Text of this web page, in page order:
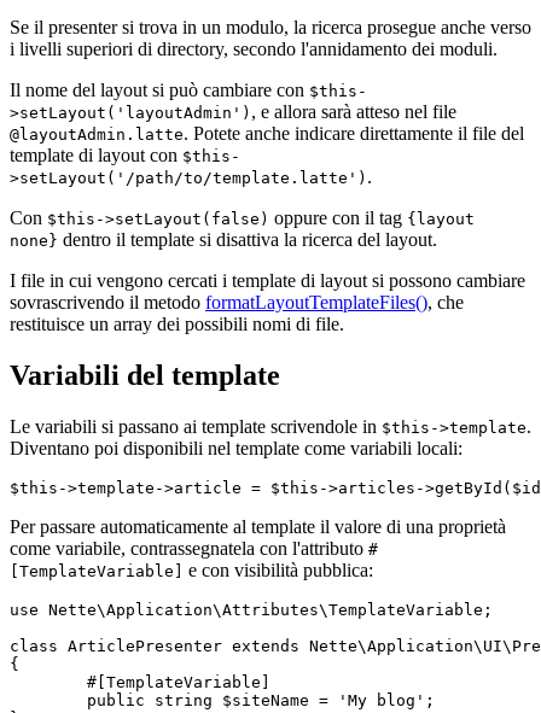
Se il presenter si trova in un modulo, la ricerca prosegue anche verso
i livelli superiori di directory, secondo l'annidamento dei moduli.
Il nome del layout si può cambiare con $this-
>setLayout('layoutAdmin') , e allora sarà atteso nel file
@layoutAdmin.latte. Potete anche indicare direttamente il file del
template di layout con $this-
>setLayout('/path/to/template.latte') .
Con $this->setLayout(false) oppure con il tag {layout
none} dentro il template si disattiva la ricerca del layout.
I file in cui vengono cercati i template di layout si possono cambiare
sovrascrivendo il metodo formatLayoutTemplateFiles(), che
restituisce un array dei possibili nomi di file.
Variabili del template
Le variabili si passano ai template scrivendole in $this->template.
Diventano poi disponibili nel template come variabili locali:
Per passare automaticamente al template il valore di una proprietà
come variabile, contrassegnatela con l'attributo #
[TemplateVariable]
e con visibilità pubblica:
use Nette\Application\Attributes\TemplateVariable;
class ArticlePresenter extends
{